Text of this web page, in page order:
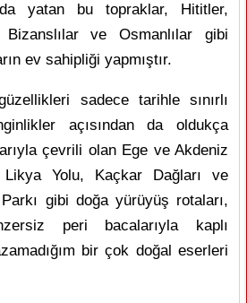
yatan bu topraklar, Hititler,
Bizanslılar ve Osmanlılar gibi
ev sahipliği yapmıştır.
sadece tarihle sınırlı
açısından da oldukça
çevrili olan Ege ve Akdeniz
Likya Yolu, Kaçkar Dağları ve
gibi doğa yürüyüş rotaları,
peri bacalarıyla kaplı
bir çok doğal eserleri